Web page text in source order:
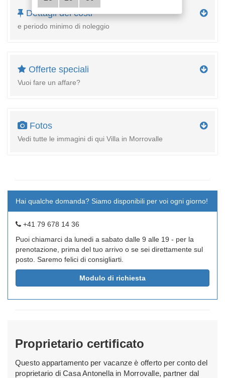
Dettagli dei costi
e periodo minimo di noleggio
Offerte speciali
Vuoi fare un affare?
Fotos
Vedi tutte le immagini di qui Villa in Morrovalle
Hai qualche domanda? Siamo disponibili per voi ogni giorno!
+41 79 678 14 36
Puoi chiamarci da lunedi a sabato dalle 9 alle 19 - per la
prenotazione, prima del tuo arrivo o se sei direttamente sul
posto. Saremo felici di consigliarti.
Modulo di richiesta
Proprietario certificato
Questo appartamento per vacanze è offerto per conto del
proprietario di Casa Antonella in Morrovalle, partner dal